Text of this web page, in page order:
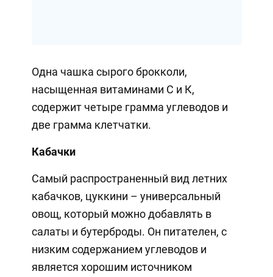
Одна чашка сырого брокколи,
насыщенная витаминами С и К,
содержит четыре грамма углеводов и
две грамма клетчатки.
Кабачки
Самый распространенный вид летних
кабачков, цуккини – универсальный
овощ, который можно добавлять в
салаты и бутерброды. Он питателен, с
низким содержанием углеводов и
является хорошим источником